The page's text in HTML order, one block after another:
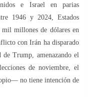
e Israel en parias
1946 y 2024, Estados
millones de dólares en
con Irán ha disparado
Trump, amenazando el
de noviembre, el
no tiene intención de